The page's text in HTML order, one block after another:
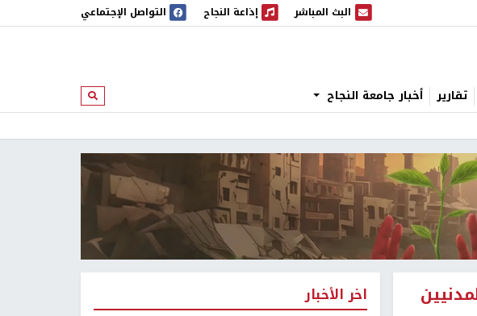
البث المباشر
البث المباشر إذاعة النجاح
إذاعة النجاح التواصل الإجتماعي
تقارير أخبار جامعة النجاح ابحث
اخر الأخبار